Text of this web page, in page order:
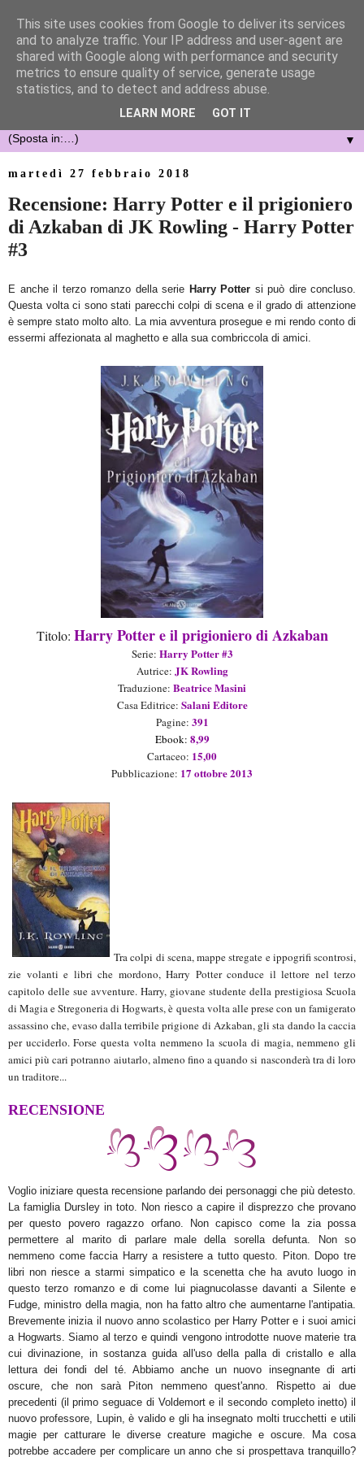
▼
martedì 27 febbraio 2018
Recensione: Harry Potter e il prigioniero
di Azkaban di JK Rowling - Harry Potter
#3
E anche il terzo romanzo della serie Harry Potter si può dire concluso.
Questa volta ci sono stati parecchi colpi di scena e il grado di attenzione
è sempre stato molto alto. La mia avventura prosegue e mi rendo conto di
essermi affezionata al maghetto e alla sua combriccola di amici.
Titolo: Harry Potter e il prigioniero di Azkaban
Serie: Harry Potter#3
Autrice: JK Rowling
Traduzione: Beatrice Masini
Casa Editrice: Salani Editore
Pagine: 391
Ebook: 8,99
Cartaceo: 15,00
Pubblicazione: 17 ottobre 2013
Tra colpi di scena, mappe stregate e ippogrifi scontrosi,
zie volanti e libri che mordono, Harry Potter conduce il lettore nel terzo
capitolo delle sue avventure. Harry, giovane studente della prestigiosa Scuola
di Magia e Stregoneria di Hogwarts, è questa volta alle prese con un famigerato
assassino che, evaso dalla terribile prigione di Azkaban, gli sta dando la caccia
per ucciderlo. Forse questa volta nemmeno la scuola di magia, nemmeno gli
amici più cari potranno aiutarlo, almeno fino a quando si nasconderà tra di loro
un traditore...
RECENSIONE
Voglio iniziare questa recensione parlando dei personaggi che più detesto.
La famiglia Dursley in toto. Non riesco a capire il disprezzo che provano
per questo povero ragazzo orfano. Non capisco come la zia possa
permettere al marito di parlare male della sorella defunta. Non so
nemmeno come faccia Harry a resistere a tutto questo. Piton. Dopo tre
libri non riesce a starmi simpatico e la scenetta che ha avuto luogo in
questo terzo romanzo e di come lui piagnucolasse davanti a Silente e
Fudge, ministro della magia, non ha fatto altro che aumentarne l'antipatia.
Brevemente inizia il nuovo anno scolastico per Harry Potter e i suoi amici
a Hogwarts. Siamo al terzo e quindi vengono introdotte nuove materie tra
cui divinazione, in sostanza guida all'uso della palla di cristallo e alla
lettura dei fondi del té. Abbiamo anche un nuovo insegnante di arti
oscure, che non sarà Piton nemmeno quest'anno. Rispetto ai due
precedenti (il primo seguace di Voldemort e il secondo completo inetto) il
nuovo professore, Lupin, è valido e gli ha insegnato molti trucchetti e utili
magie per catturare le diverse creature magiche e oscure. Ma cosa
potrebbe accadere per complicare un anno che si prospettava tranquillo?
This site uses cookies from Google to deliver its services
and to analyze traffic. Your IP address and user-agent are
shared with Google along with performance and security
metrics to ensure quality of service, generate usage
statistics, and to detect and address abuse.
LEARN MORE GOT IT